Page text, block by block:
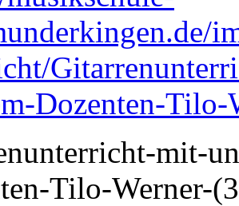
Dozenten-
mit-
Tilo-Werner-